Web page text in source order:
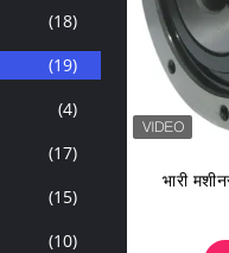
(18)
(19)
(4)
(17)
(15)
(10)
भारी